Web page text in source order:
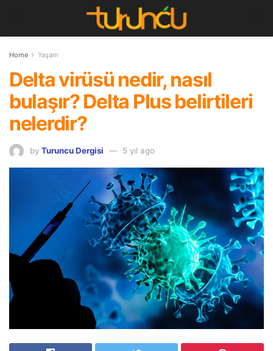
Home Yaşam
Delta virüsü nedir, nasıl
bulaşır? Delta Plus belirtileri
nelerdir?
by Turuncu Dergisi 5 yıl ago